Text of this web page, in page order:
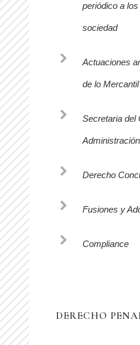
periódico a
sociedad
Actuaciones
de lo Mercantil
Secretaria del
Administración
Derecho
Fusiones y
Compliance
DERECHO